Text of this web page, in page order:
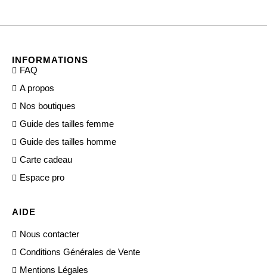
INFORMATIONS
FAQ
A propos
Nos boutiques
Guide des tailles femme
Guide des tailles homme
Carte cadeau
Espace pro
AIDE
Nous contacter
Conditions Générales de Vente
Mentions Légales